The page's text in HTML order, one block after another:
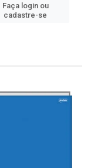
Faça login ou
cadastre-se